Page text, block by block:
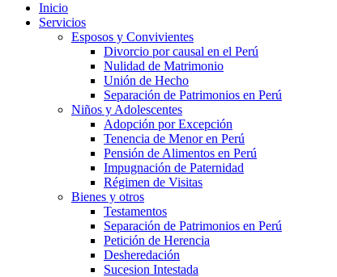
Inicio
Servicios
Esposos y Convivientes
Divorcio por causal en el Perú
Nulidad de Matrimonio
Unión de Hecho
Separación de Patrimonios en Perú
Niños y Adolescentes
Adopción por Excepción
Tenencia de Menor en Perú
Pensión de Alimentos en Perú
Impugnación de Paternidad
Régimen de Visitas
Bienes y otros
Testamentos
Separación de Patrimonios en Perú
Petición de Herencia
Desheredación
Sucesion Intestada